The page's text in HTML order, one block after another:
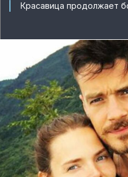
Красавица продолжает